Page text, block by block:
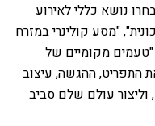
נושא כללי לאירוע
"מסע קולינרי במזרח
מקומיים של
התפריט, ההגשה, עיצוב
וליצור עולם שלם סביב